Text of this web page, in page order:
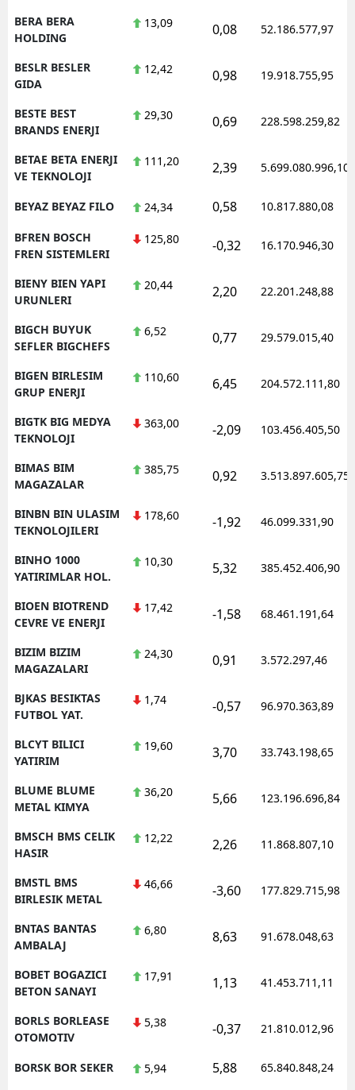
BERA BERA
HOLDING
13,09 0,08 52.186.577,97
BESLR BESLER
GIDA
12,42 0,98 19.918.755,95
BESTE BEST
BRANDS ENERJI
29,30 0,69 228.598.259,82
BETAE BETA ENERJI
VE TEKNOLOJI
111,20 2,39 5.699.080.996,10
BEYAZ BEYAZ FILO 24,34 0,58 10.817.880,08
BFREN BOSCH
FREN SISTEMLERI
125,80 -0,32 16.170.946,30
BIENY BIEN YAPI
URUNLERI
20,44 2,20 22.201.248,88
BIGCH BUYUK
SEFLER BIGCHEFS
6,52 0,77 29.579.015,40
BIGEN BIRLESIM
GRUP ENERJI
110,60 6,45 204.572.111,80
BIGTK BIG MEDYA
TEKNOLOJI
363,00 -2,09 103.456.405,50
BIMAS BIM
MAGAZALAR
385,75 0,92 3.513.897.605,75
BINBN BIN ULASIM
TEKNOLOJILERI
178,60 -1,92 46.099.331,90
BINHO 1000
YATIRIMLAR HOL.
10,30 5,32 385.452.406,90
BIOEN BIOTREND
CEVRE VE ENERJI
17,42 -1,58 68.461.191,64
BIZIM BIZIM
MAGAZALARI
24,30 0,91 3.572.297,46
BJKAS BESIKTAS
FUTBOL YAT.
1,74 -0,57 96.970.363,89
BLCYT BILICI
YATIRIM
19,60 3,70 33.743.198,65
BLUME BLUME
METAL KIMYA
36,20 5,66 123.196.696,84
BMSCH BMS CELIK
HASIR
12,22 2,26 11.868.807,10
BMSTL BMS
BIRLESIK METAL
46,66 -3,60 177.829.715,98
BNTAS BANTAS
AMBALAJ
6,80 8,63 91.678.048,63
BOBET BOGAZICI
BETON SANAYI
17,91 1,13 41.453.711,11
BORLS BORLEASE
OTOMOTIV
5,38 -0,37 21.810.012,96
BORSK BOR SEKER 5,94 5,88 65.840.848,24